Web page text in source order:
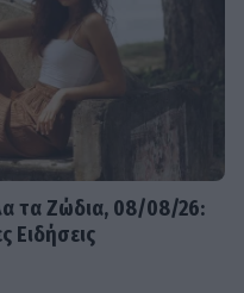
τα Ζώδια, 08/08/26:
Ειδήσεις